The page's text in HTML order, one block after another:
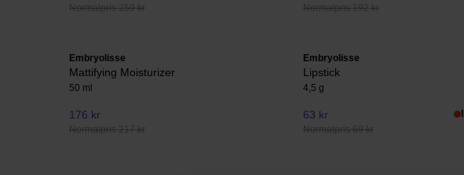
Normalpris 259 kr Normalpris 192 kr
Embryolisse
Mattifying Moisturizer
50 ml
176 kr
Normalpris 217 kr
Embryolisse
Lipstick
4,5 g
63 kr
Normalpris 69 kr